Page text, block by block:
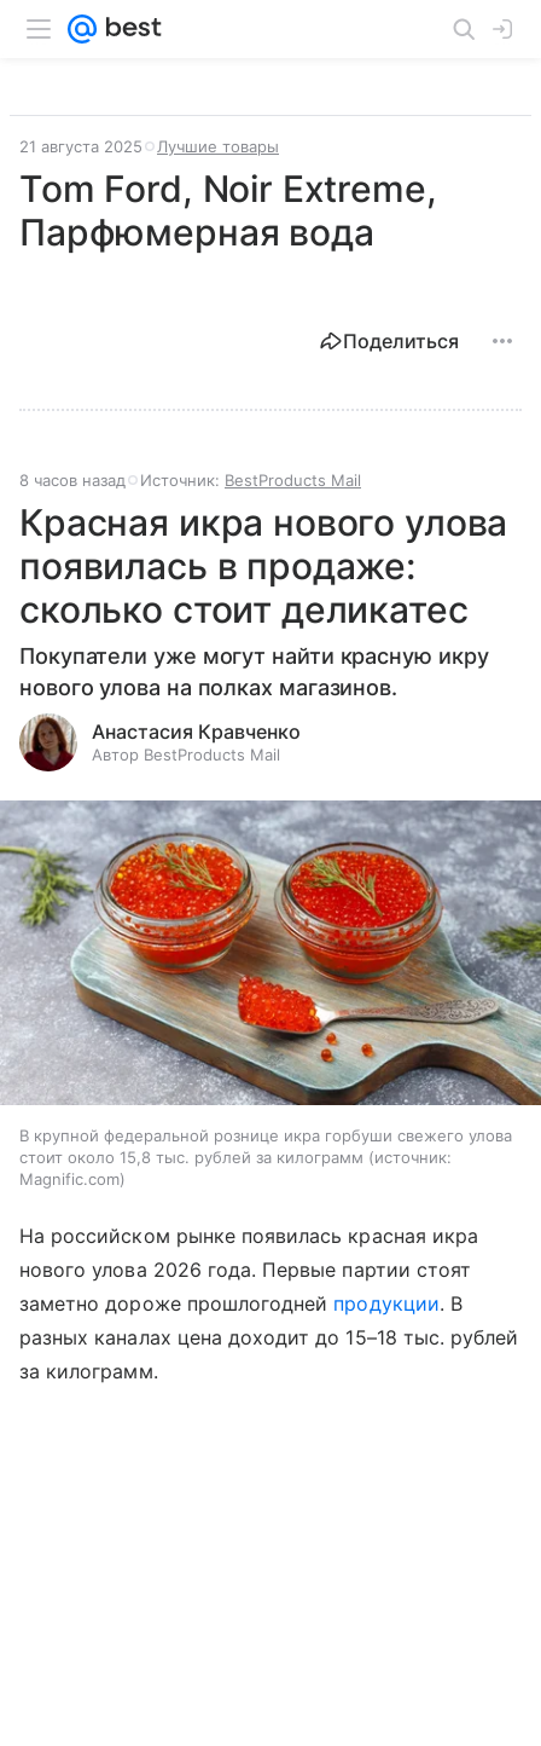
21 августа 2025 Лучшие товары
Tom Ford, Noir Extreme,
Парфюмерная вода
Поделиться
8 часов назад Источник: BestProducts Mail
Красная икра нового улова
появилась в продаже:
сколько стоит деликатес
Покупатели уже могут найти красную икру
нового улова на полках магазинов.
Анастасия Кравченко
Автор BestProducts Mail
В крупной федеральной рознице икра горбуши свежего улова
стоит около 15,8 тыс. рублей за килограмм
источник:
Magnific.com
На российском рынке появилась красная икра
нового улова 2026 года. Первые партии стоят
заметно дороже прошлогодней продукции. В
разных каналах цена доходит до 15–18 тыс. рублей
за килограмм.